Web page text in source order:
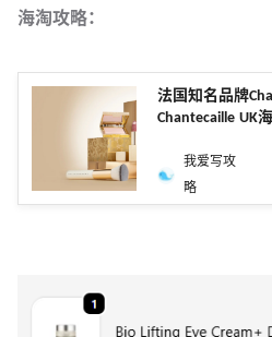
海淘攻略：
法国知名品牌
Chantecaille UK
我爱写攻
略